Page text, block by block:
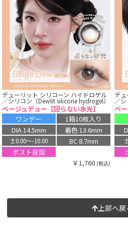
デューリット シリコーン ハイドロゲル
／シリコン（Dewlit silicone hydrogel）
ベージュデュー【回らない水光】
ワンデー
1箱10枚入り
DIA 14.5mm
着色 13.6mm
±0.00〜-10.00
BC 8.7mm
ポスト投函
￥1,760 (税込)
デ
／
ベ
上部へ戻